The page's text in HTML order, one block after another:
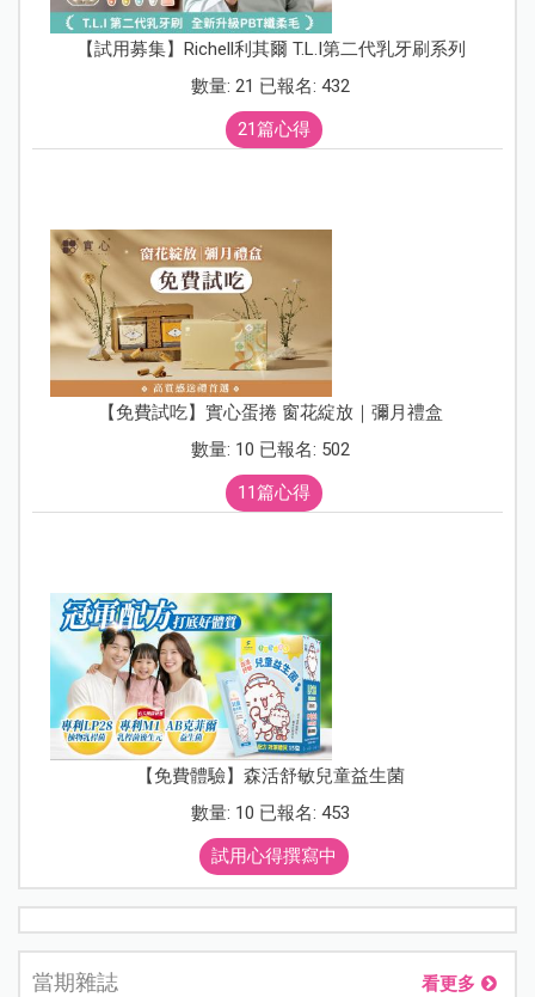
【試用募集】Richell利其爾 T.L.I第二代乳牙刷系列
數量: 21 已報名: 432
21篇心得
【免費試吃】實心蛋捲 窗花綻放｜彌月禮盒
數量: 10 已報名: 502
11篇心得
【免費體驗】森活舒敏兒童益生菌
數量: 10 已報名: 453
試用心得撰寫中
當期雜誌 看更多